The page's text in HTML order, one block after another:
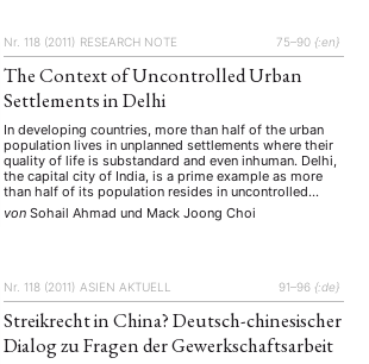
Nr. 118 (2011) RESEARCH NOTE 75–90 {:en}
The Context of Uncontrolled Urban
Settlements in Delhi
In developing countries, more than half of the urban
population lives in unplanned settlements where their
quality of life is substandard and even inhuman. Delhi,
the capital city of India, is a prime example as more
than half of its population resides in uncontrolled
settlements despite modest planning intervention
since the inception of its first …
von Sohail Ahmadund Mack Joong Choi
Nr. 118 (2011) ASIEN AKTUELL 91–96 {:de}
Streikrecht in China? Deutsch-chinesischer
Dialog zu Fragen der Gewerkschaftsarbeit